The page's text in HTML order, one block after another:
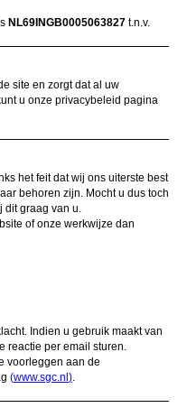
NL69INGB0005063827 t.n.v.
site en zorgt dat al uw
u onze privacybeleid pagina
het feit dat wij ons uiterste best
behoren zijn. Mocht u dus toch
dit graag van u.
of onze werkwijze dan
Indien u gebruik maakt van
reactie per email sturen.
voorleggen aan de
(www.sgc.nl ).